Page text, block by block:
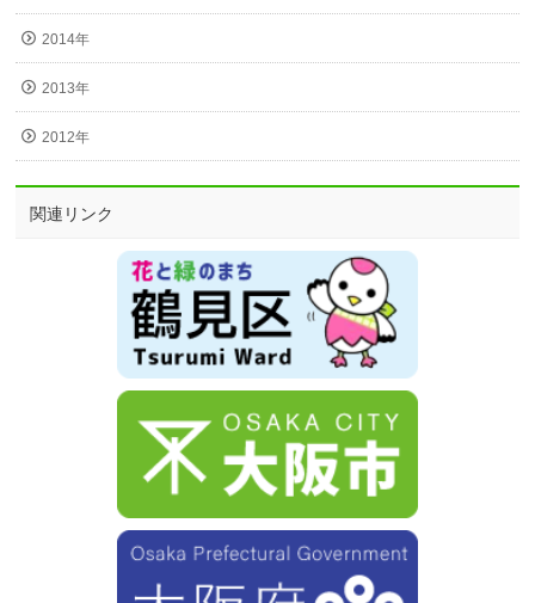
2014年
2013年
2012年
関連リンク